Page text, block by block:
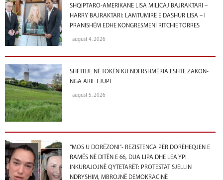
SHQIPTARO-AMERIKANE LISA MILICAJ BAJRAKTARI –
HARRY BAJRAKTARI: LAMTUMIRË E DASHUR LISA – I
PRANISHËM EDHE KONGRESMENI RITCHIE TORRES
august 4, 2026
SHËTITJE NË TOKËN KU NDERSHMËRIA ËSHTË ZAKON-
NGA ARIF EJUPI
august 5, 2026
“MOS U DORËZONI”- REZISTENCA PËR DORËHEQJEN E
RAMËS NË DITËN E 66, DUA LIPA DHE LEA YPI
INKURAJOJNË QYTETARËT: PROTESTAT SJELLIN
NDRYSHIM, MBROJNË DEMOKRACINË